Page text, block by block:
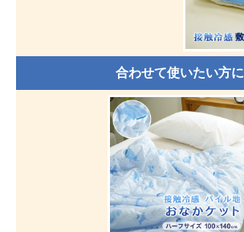
合わせて使いたい方に